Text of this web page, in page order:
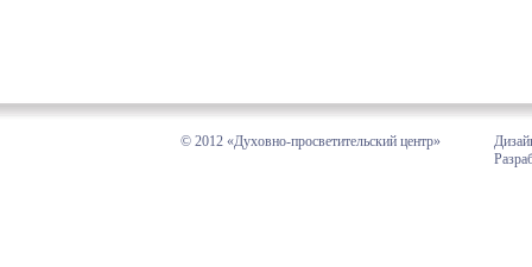
© 2012 «Духовно-просветительский центр»